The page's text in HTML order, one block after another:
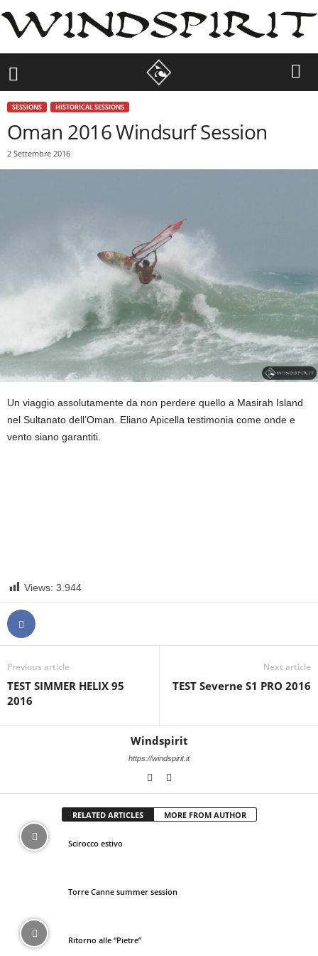
SESSIONS HISTORICAL SESSIONS
Oman 2016 Windsurf Session
2 Settembre 2016
Un viaggio assolutamente da non perdere quello a Masirah Island
nel Sultanato dell’Oman. Eliano Apicella testimonia come onde e
vento siano garantiti.
Views: 3.944
Previous article
TEST SIMMER HELIX 95
2016
Next article
TEST Severne S1 PRO 2016
Windspirit
https://windspirit.it
RELATED ARTICLES MORE FROM AUTHOR
Scirocco estivo
Torre Canne summer session
Ritorno alle “Pietre”